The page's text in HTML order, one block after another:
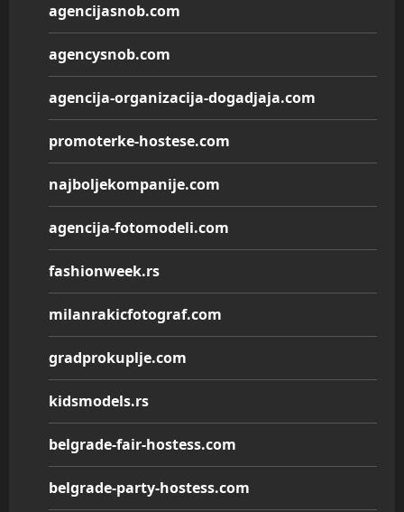
agencijasnob.com
agencysnob.com
agencija-organizacija-dogadjaja.com
promoterke-hostese.com
najboljekompanije.com
agencija-fotomodeli.com
fashionweek.rs
milanrakicfotograf.com
gradprokuplje.com
kidsmodels.rs
belgrade-fair-hostess.com
belgrade-party-hostess.com